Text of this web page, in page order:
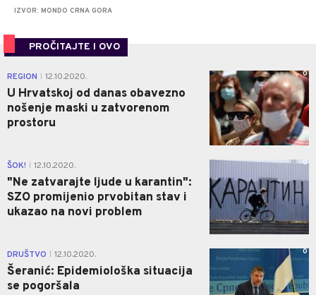
IZVOR: MONDO CRNA GORA
PROČITAJTE I OVO
REGION 12.10.2020.
U Hrvatskoj od danas obavezno
nošenje maski u zatvorenom
prostoru
0
ŠOK! 12.10.2020.
"Ne zatvarajte ljude u karantin":
SZO promijenio prvobitan stav i
ukazao na novi problem
0
DRUŠTVO 12.10.2020.
Šeranić: Epidemiološka situacija
se pogoršala
0